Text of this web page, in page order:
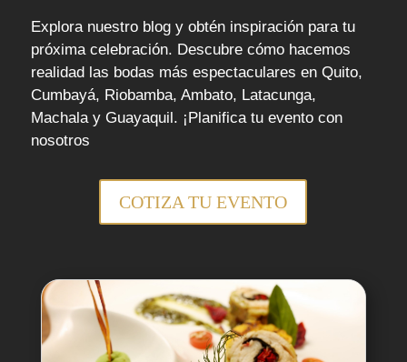
Explora nuestro blog y obtén inspiración para tu
próxima celebración. Descubre cómo hacemos
realidad las bodas más espectaculares en Quito,
Cumbayá, Riobamba, Ambato, Latacunga,
Machala y Guayaquil. ¡Planifica tu evento con
nosotros
COTIZA TU EVENTO